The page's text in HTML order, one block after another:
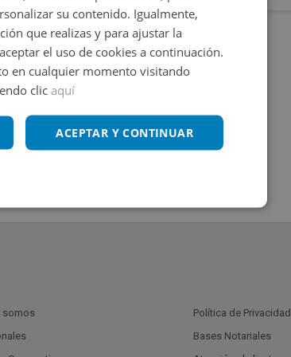
somos
Política de Privacidad
Bases Notariales
su contenido. Igualmente,
que realizas y para ajustar la
el uso de cookies a continuación.
en cualquier momento visitando
clicaquí
ACEPTAR Y CONTINUAR